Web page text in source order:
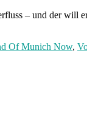
– und der will
Of Munich Now,